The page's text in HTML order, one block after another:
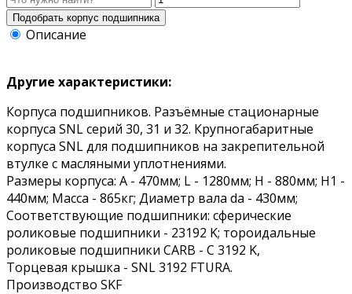
Описание
Другие характеристики:
Корпуса подшипников. Разъёмные стационарные
корпуса SNL серий 30, 31 и 32. Крупногабаритные
корпуса SNL для подшипников на закрепительной
втулке с масляными уплотнениями.
Размеры корпуса: A - 470мм; L - 1280мм; H - 880мм; H1 -
440мм; Масса - 865кг; Диаметр вала da - 430мм;
Соответствующие подшипники: сферические
роликовые подшипники - 23192 K; тороидальные
роликовые подшипники CARB - C 3192 K,
Торцевая крышка - SNL 3192 FTURA.
Производство SKF